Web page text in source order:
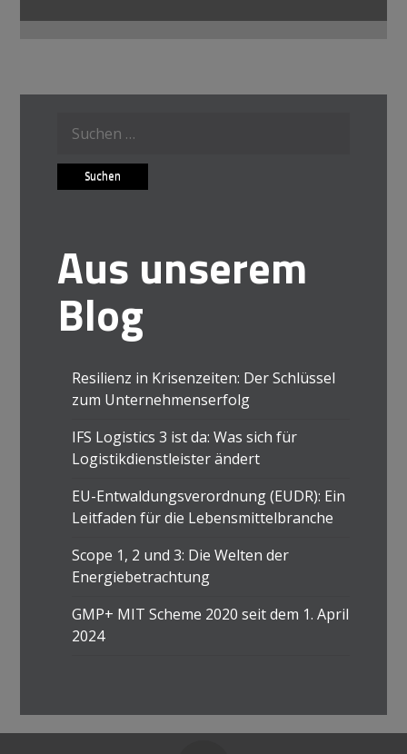
Suche
nach:
Aus unserem
Blog
Resilienz in Krisenzeiten: Der Schlüssel
zum Unternehmenserfolg
IFS Logistics 3 ist da: Was sich für
Logistikdienstleister ändert
EU-Entwaldungsverordnung (EUDR): Ein
Leitfaden für die Lebensmittelbranche
Scope 1, 2 und 3: Die Welten der
Energiebetrachtung
GMP+ MIT Scheme 2020 seit dem 1. April
2024